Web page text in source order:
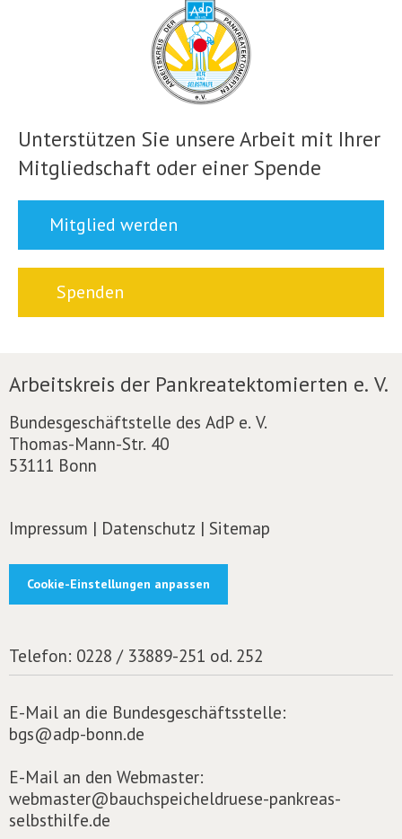
Unterstützen Sie unsere Arbeit mit Ihrer
Mitgliedschaft oder einer Spende
Mitglied werden
Spenden
Arbeitskreis der Pankreatektomierten e. V.
Bundesgeschäftstelle des AdP e. V.
Thomas-Mann-Str. 40
53111 Bonn
Impressum | Datenschutz | Sitemap
Cookie-Einstellungen anpassen
Telefon: 0228 / 33889-251 od. 252
E-Mail an die Bundesgeschäftsstelle:
bgs@adp-bonn.de
E-Mail an den Webmaster:
webmaster@bauchspeicheldruese-pankreas-
selbsthilfe.de